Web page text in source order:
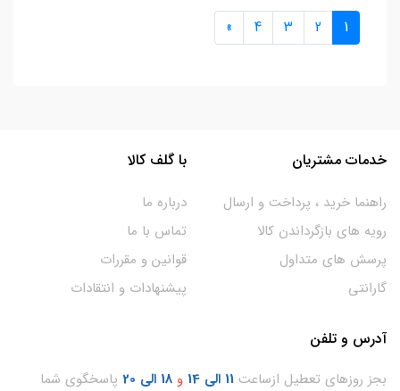
1
2
3
4
»
خدمات مشتریان
راهنما خرید ، پرداخت و ارسال
رویه های بازگرداندن کالا
پرسش های متداول
گارانتی
با گلف کالا
درباره ما
تماس با ما
قوانین و مقررات
پیشنهادات و انتقادات
آدرس و تلفن
بجز روزهای تعطیل ازساعت 11 الی 14 و 18 الی 20
پاسخگوی شما